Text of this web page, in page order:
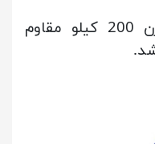
صندلی الماس، با تحمل وزن 200 کیلو مقاوم